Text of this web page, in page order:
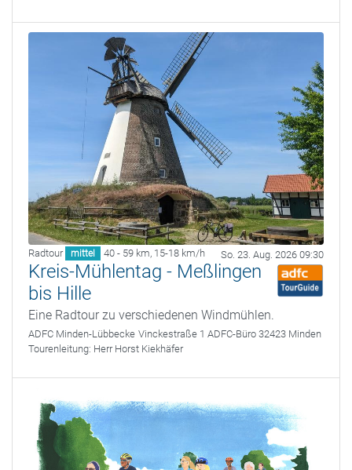
Radtour mittel 40 - 59 km, 15-18 km/h So. 23. Aug. 2026 09:30
Kreis-Mühlentag - Meßlingen
bis Hille
Eine Radtour zu verschiedenen Windmühlen.
ADFC Minden-Lübbecke Vinckestraße 1 ADFC-Büro 32423 Minden
Tourenleitung: Herr Horst Kiekhäfer